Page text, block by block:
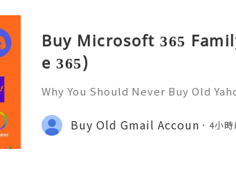
Buy Microsoft 365
e 365)
Why You Should Never Buy Old
onal communication, business
ccount recovery. Because of
Buy Old Gmail Accoun 4小時